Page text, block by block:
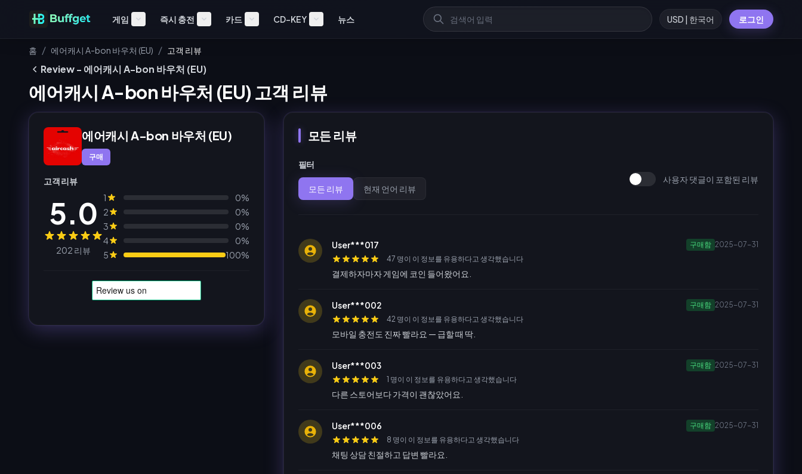
게임 즉시 충전 카드 CD-KEY 뉴스 USD | 한국어 로그인
홈 / 에어캐시 A-bon 바우처 (EU) / 고객 리뷰
Review - 에어캐시 A-bon 바우처 (EU)
에어캐시 A-bon 바우처 (EU) 고객 리뷰
에어캐시 A-bon 바우처 (EU)
구매
고객 리뷰
5.0
202 리뷰
1
0%
2
0%
3
0%
4
0%
5
100%
모든 리뷰
필터
모든 리뷰 현재 언어 리뷰
사용자 댓글이 포함된 리뷰
User***017 구매함 2025-07-31
47 명이 이 정보를 유용하다고 생각했습니다
결제하자마자 게임에 코인 들어왔어요.
User***002 구매함 2025-07-31
42 명이 이 정보를 유용하다고 생각했습니다
모바일 충전도 진짜 빨라요 — 급할 때 딱.
User***003 구매함 2025-07-31
1 명이 이 정보를 유용하다고 생각했습니다
다른 스토어보다 가격이 괜찮았어요.
User***006 구매함 2025-07-31
8 명이 이 정보를 유용하다고 생각했습니다
채팅 상담 친절하고 답변 빨라요.